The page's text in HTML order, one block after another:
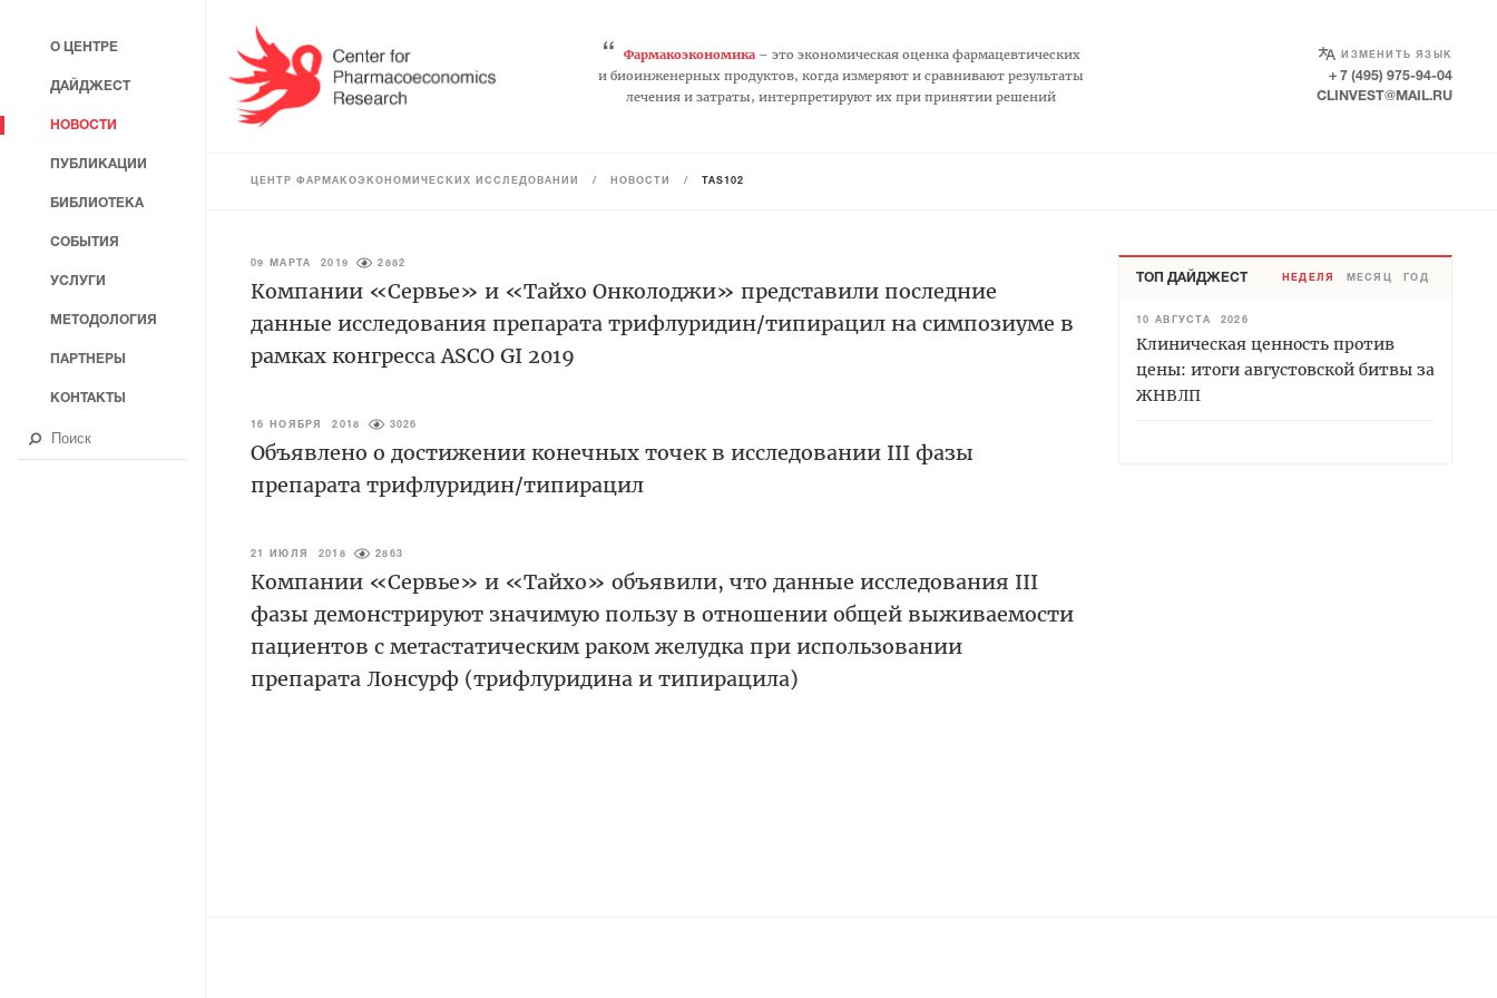
“ Фармакоэкономика– это экономическая оценка фармацевтических
и биоинженерных продуктов, когда измеряют и сравнивают результаты
лечения и затраты, интерпретируют их при принятии решений
ИЗМЕНИТЬ ЯЗЫК
SELECT LANGUAGE
+ 7 (495) 975-94-04
CLINVEST@MAIL.RU
ЦЕНТР ФАРМАКОЭКОНОМИЧЕСКИХ ИССЛЕДОВАНИЙ / НОВОСТИ / TAS102
09 МАРТА 2019 2882
Компании «Сервье» и «Тайхо Онколоджи» представили последние
данные исследования препарата трифлуридин/типирацил на симпозиуме в
рамках конгресса ASCO GI 2019
16 НОЯБРЯ 2018 3026
Объявлено о достижении конечных точек в исследовании III фазы
препарата трифлуридин/типирацил
21 ИЮЛЯ 2018 2863
Компании «Сервье» и «Тайхо» объявили, что данные исследования III
фазы демонстрируют значимую пользу в отношении общей выживаемости
пациентов с метастатическим раком желудка при использовании
препарата Лонсурф (трифлуридина и типирацила)
ТОП ДАЙДЖЕСТ НЕДЕЛЯ МЕСЯЦ ГОД
10 АВГУСТА 2026
Клиническая ценность против
цены: итоги августовской битвы за
ЖНВЛП
О ЦЕНТРЕ
ДАЙДЖЕСТ
НОВОСТИ
ПУБЛИКАЦИИ
БИБЛИОТЕКА
СОБЫТИЯ
УСЛУГИ
МЕТОДОЛОГИЯ
ПАРТНЕРЫ
КОНТАКТЫ